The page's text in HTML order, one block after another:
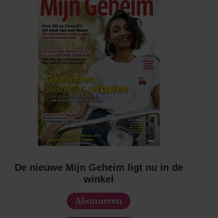
De nieuwe Mijn Geheim ligt nu in de
winkel
Abonneren